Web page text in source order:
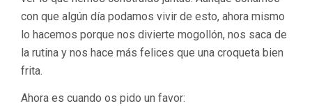
con que algún día podamos vivir de esto, ahora mismo
lo hacemos porque nos divierte mogollón, nos saca de
la rutina y nos hace más felices que una croqueta bien
frita.
Ahora es cuando os pido un favor: